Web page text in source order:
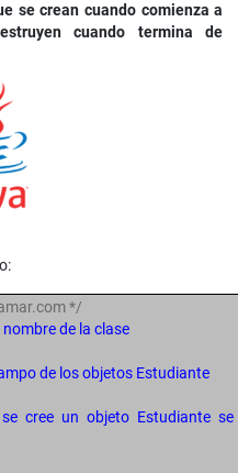
se crean cuando comienza a
cuando termina
de
*/
de la clase
de los objetos Estudiante
cree un objeto Estudiante se